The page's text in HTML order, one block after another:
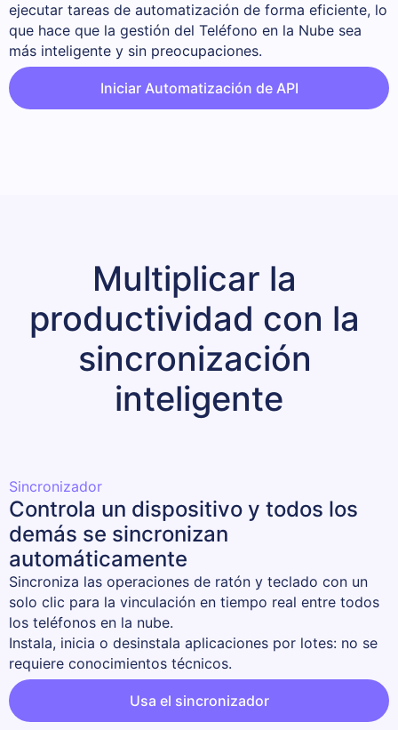
ejecutar tareas de automatización de forma eficiente, lo
que hace que la gestión del Teléfono en la Nube sea
más inteligente y sin preocupaciones.
Iniciar Automatización de API
Multiplicar la
productividad con la
sincronización
inteligente
Sincronizador
Controla un dispositivo y todos los
demás se sincronizan
automáticamente
Sincroniza las operaciones de ratón y teclado con un
solo clic para la vinculación en tiempo real entre todos
los teléfonos en la nube.
Instala, inicia o desinstala aplicaciones por lotes: no se
requiere conocimientos técnicos.
Usa el sincronizador